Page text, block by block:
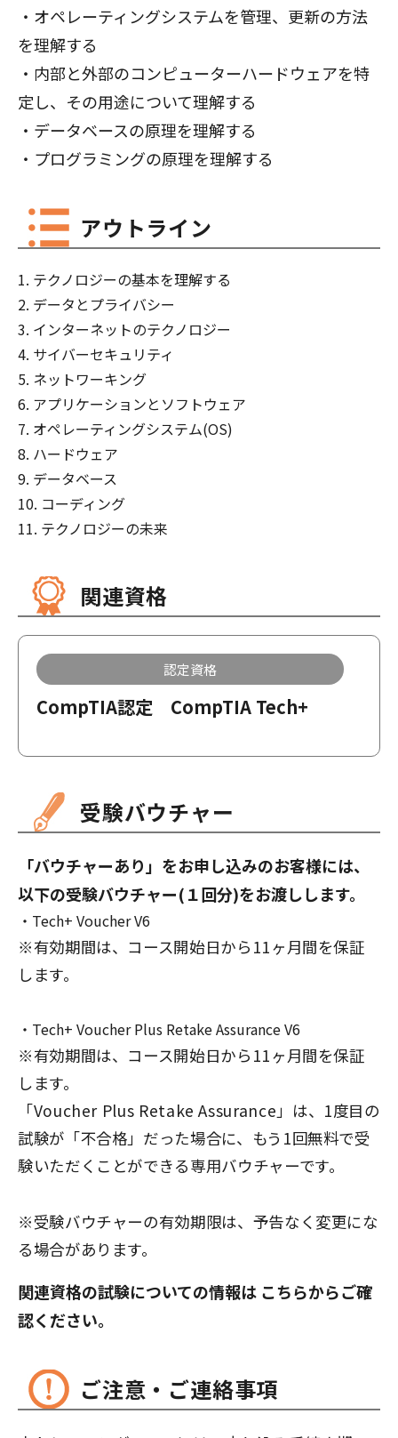
・オペレーティングシステムを管理、更新の方法
を理解する
・内部と外部のコンピューターハードウェアを特
定し、その用途について理解する
・データベースの原理を理解する
・プログラミングの原理を理解する
アウトライン
テクノロジーの基本を理解する
データとプライバシー
インターネットのテクノロジー
サイバーセキュリティ
ネットワーキング
アプリケーションとソフトウェア
オペレーティングシステム(OS)
ハードウェア
データベース
コーディング
テクノロジーの未来
関連資格
認定資格
CompTIA認定 CompTIA Tech+
受験バウチャー
「バウチャーあり」をお申し込みのお客様には、
以下の受験バウチャー(１回分)をお渡しします。
Tech+ Voucher V6
※有効期間は、コース開始日から11ヶ月間を保証
します。
Tech+ Voucher Plus Retake Assurance V6
※有効期間は、コース開始日から11ヶ月間を保証
します。
「Voucher Plus Retake Assurance」は、1度目の
試験が「不合格」だった場合に、もう1回無料で受
験いただくことができる専用バウチャーです。
※受験バウチャーの有効期限は、予告なく変更にな
る場合があります。
関連資格の試験についての情報は こちらからご確
認ください。
ご注意・ご連絡事項